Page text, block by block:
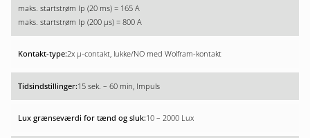
maks. startstrøm Ip (20 ms) = 165 A
maks. startstrøm Ip (200 µs) = 800 A
2x µ-contakt, lukke/NO med Wolfram-kontakt
15 sek. – 60 min, Impuls
10 – 2000 Lux